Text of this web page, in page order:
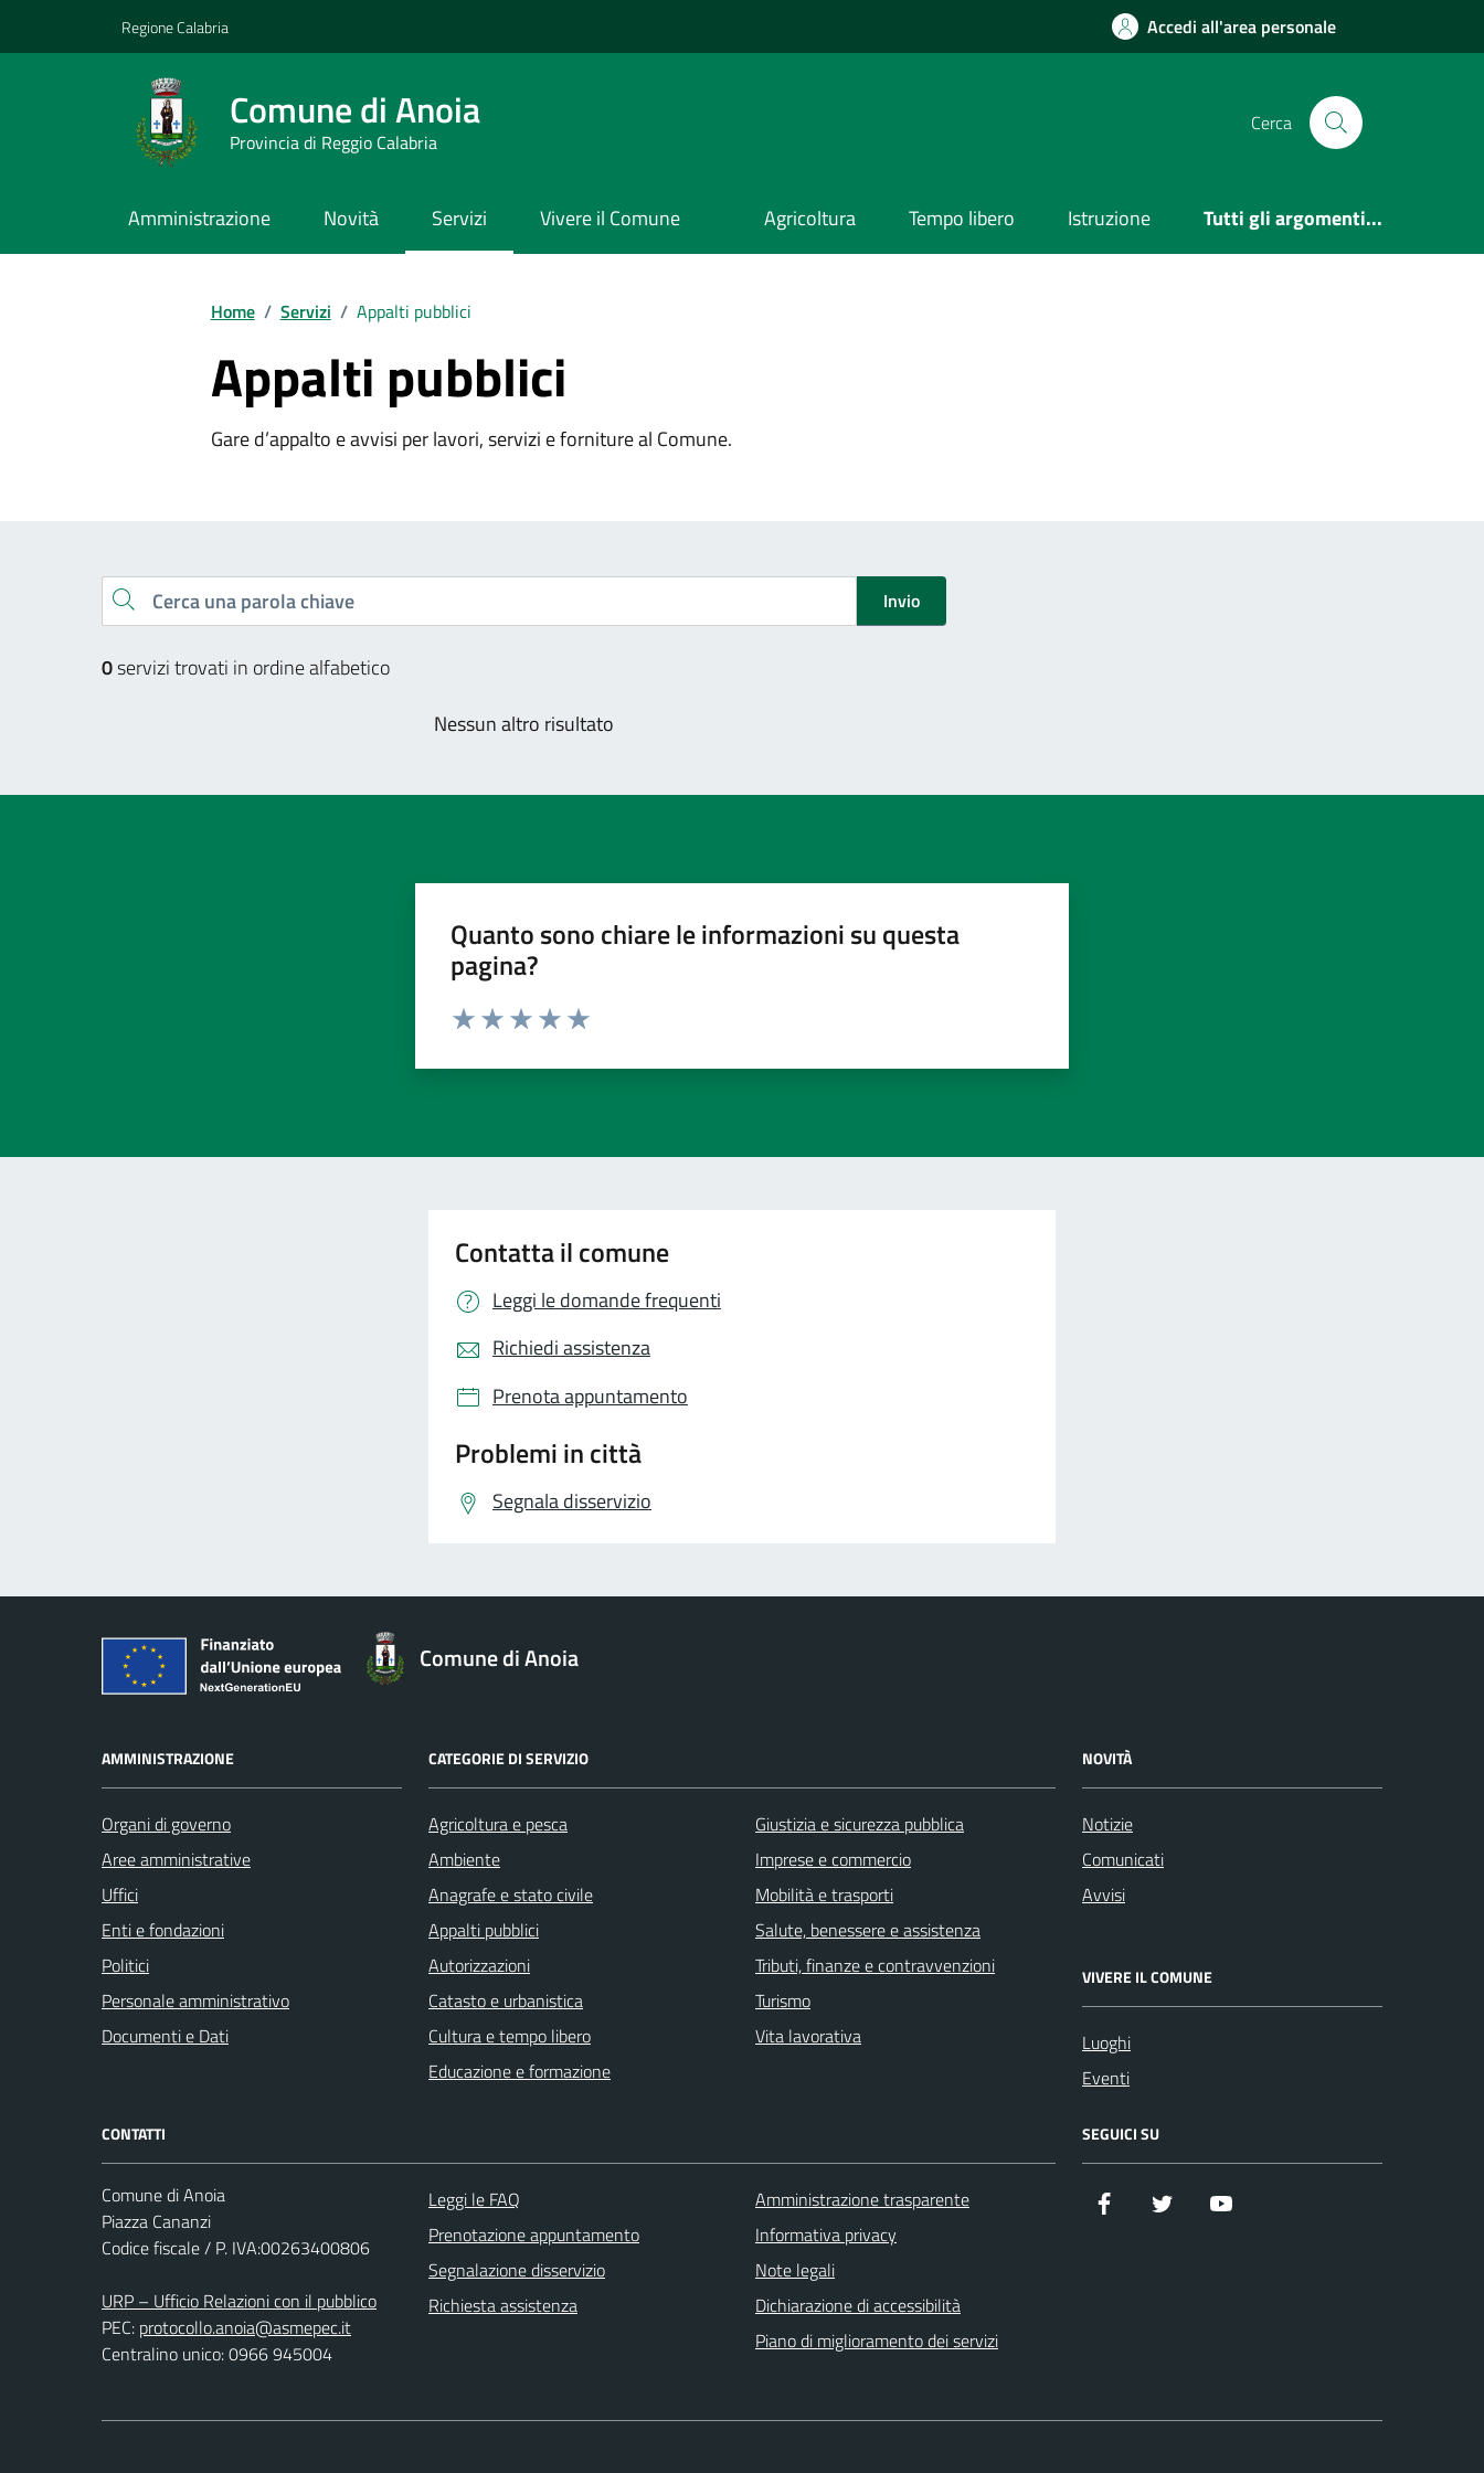
Regione Calabria Accedi all'area personale
Comune di Anoia
Provincia di Reggio Calabria
Cerca
Amministrazione Novità Servizi Vivere il Comune Agricoltura Tempo libero Istruzione Tutti gli argomenti...
Home / Servizi / Appalti pubblici
Appalti pubblici
Gare d’appalto e avvisi per lavori, servizi e forniture al Comune.
Cerca una parola chiave Invio
0servizi trovati in ordine alfabetico
Nessun altro risultato
Quanto sono chiare le informazioni su questa
pagina?
Contatta il comune
Leggi le domande frequenti
Richiedi assistenza
Prenota appuntamento
Problemi in città
Segnala disservizio
Comune di Anoia
AMMINISTRAZIONE
Organi di governo
Aree amministrative
Uffici
Enti e fondazioni
Politici
Personale amministrativo
Documenti e Dati
CATEGORIE DI SERVIZIO
Agricoltura e pesca
Ambiente
Anagrafe e stato civile
Appalti pubblici
Autorizzazioni
Catasto e urbanistica
Cultura e tempo libero
Educazione e formazione
Giustizia e sicurezza pubblica
Imprese e commercio
Mobilità e trasporti
Salute, benessere e assistenza
Tributi, finanze e contravvenzioni
Turismo
Vita lavorativa
NOVITÀ
Notizie
Comunicati
Avvisi
VIVERE IL COMUNE
Luoghi
Eventi
CONTATTI
Comune di Anoia
Piazza Cananzi
Codice fiscale / P. IVA:00263400806
URP – Ufficio Relazioni con il pubblico
PEC: protocollo.anoia@asmepec.it
Centralino unico: 0966 945004
Leggi le FAQ
Prenotazione appuntamento
Segnalazione disservizio
Richiesta assistenza
Amministrazione trasparente
Informativa privacy
Note legali
Dichiarazione di accessibilità
Piano di miglioramento dei servizi
SEGUICI SU
Facebook Twitter